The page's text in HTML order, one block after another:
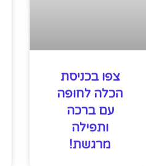
צפו בכניסת
הכלה לחופה
עם ברכה
ותפילה
מרגשת!